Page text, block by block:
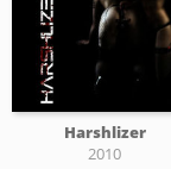
Harshlizer
2010